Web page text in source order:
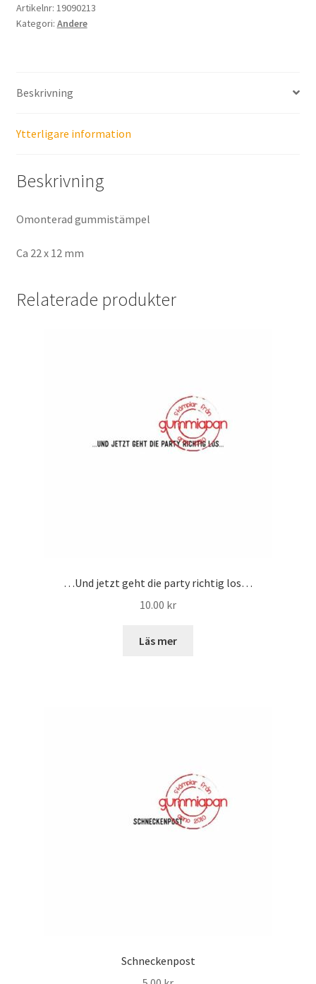
Artikelnr: 19090213
Kategori: Andere
Beskrivning
Ytterligare information
Beskrivning
Omonterad gummistämpel
Ca 22 x 12 mm
Relaterade produkter
…Und jetzt geht die party richtig los…
10.00 kr
Läs mer
Schneckenpost